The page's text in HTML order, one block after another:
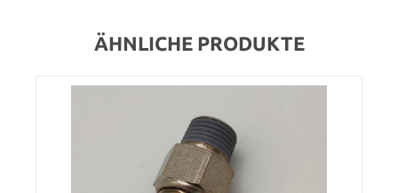
ÄHNLICHE PRODUKTE